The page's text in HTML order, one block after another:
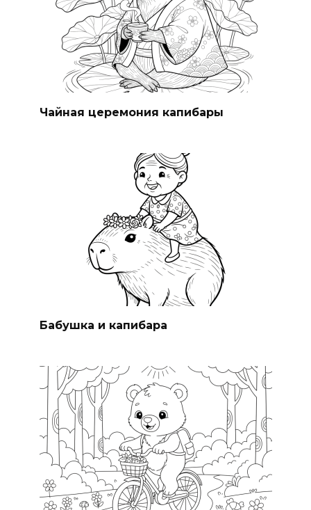
Чайная церемония капибары
Бабушка и капибара